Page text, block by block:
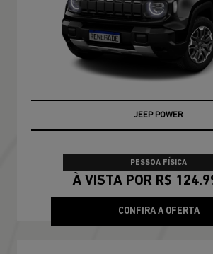
JEEP POWER
PESSOA FÍSICA
À VISTA POR R$
CONFIRA A OFERTA